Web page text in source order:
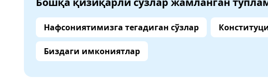
Нафсониятимизга тегадиган сўзлар
Биздаги имкониятлар